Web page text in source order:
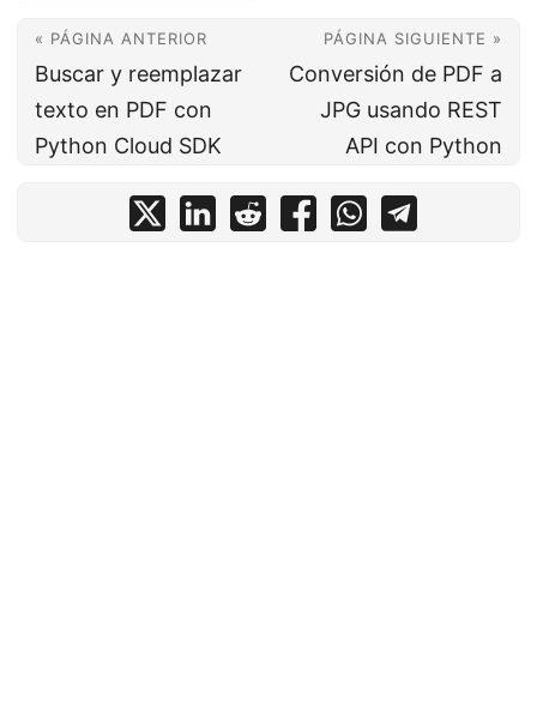
« PÁGINA ANTERIOR
Buscar y reemplazar
texto en PDF con
Python Cloud SDK
PÁGINA SIGUIENTE »
Conversión de PDF a
JPG usando REST
API con Python